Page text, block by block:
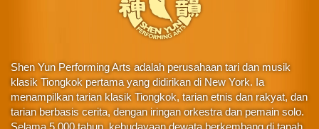
Shen Yun Performing Arts adalah perusahaan tari dan musik
klasik Tiongkok pertama yang didirikan di New York. Ia
menampilkan tarian klasik Tiongkok, tarian etnis dan rakyat, dan
tarian berbasis cerita, dengan iringan orkestra dan pemain solo.